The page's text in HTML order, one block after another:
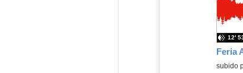
subido
12′